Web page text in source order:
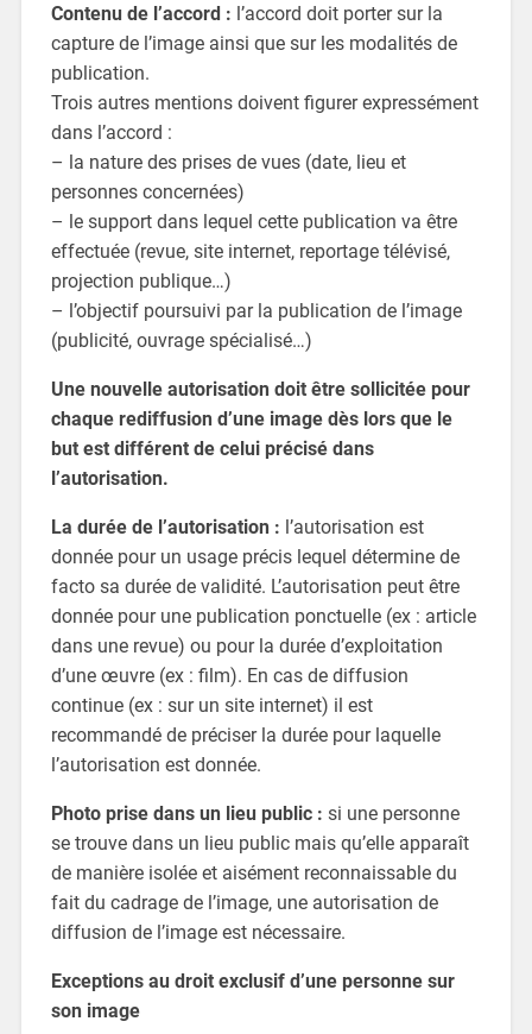
Contenu de l’accord : l’accord doit porter sur la
capture de l’image ainsi que sur les modalités de
publication.
Trois autres mentions doivent figurer expressément
dans l’accord :
– la nature des prises de vues (date, lieu et
personnes concernées)
– le support dans lequel cette publication va être
effectuée (revue, site internet, reportage télévisé,
projection publique…)
– l’objectif poursuivi par la publication de l’image
(publicité, ouvrage spécialisé…)
Une nouvelle autorisation doit être sollicitée pour
chaque rediffusion d’une image dès lors que le
but est différent de celui précisé dans
l’autorisation.
La durée de l’autorisation : l’autorisation est
donnée pour un usage précis lequel détermine de
facto sa durée de validité. L’autorisation peut être
donnée pour une publication ponctuelle (ex : article
dans une revue) ou pour la durée d’exploitation
d’une œuvre (ex : film). En cas de diffusion
continue (ex : sur un site internet) il est
recommandé de préciser la durée pour laquelle
l’autorisation est donnée.
Photo prise dans un lieu public : si une personne
se trouve dans un lieu public mais qu’elle apparaît
de manière isolée et aisément reconnaissable du
fait du cadrage de l’image, une autorisation de
diffusion de l’image est nécessaire.
Exceptions au droit exclusif d’une personne sur
son image